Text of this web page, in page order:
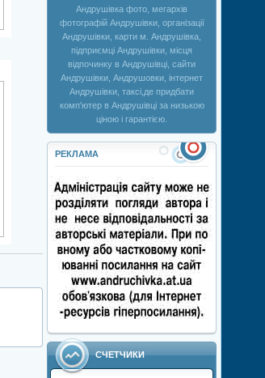
Андрушівка фото, мегархів
фотографій Андрушівки, організації
Андрушівки, карти м. Андрушівка,
підприємці Андрушівки, місця
відпочинку в Андрушівці, сайти
Андрушівки, Андрушовки, інтернет
Андрушівки, таксі,де придбати
комп'ютер в Андрушівці за низькою
ціною і гарантією.
РЕКЛАМА
СЧЕТЧИКИ